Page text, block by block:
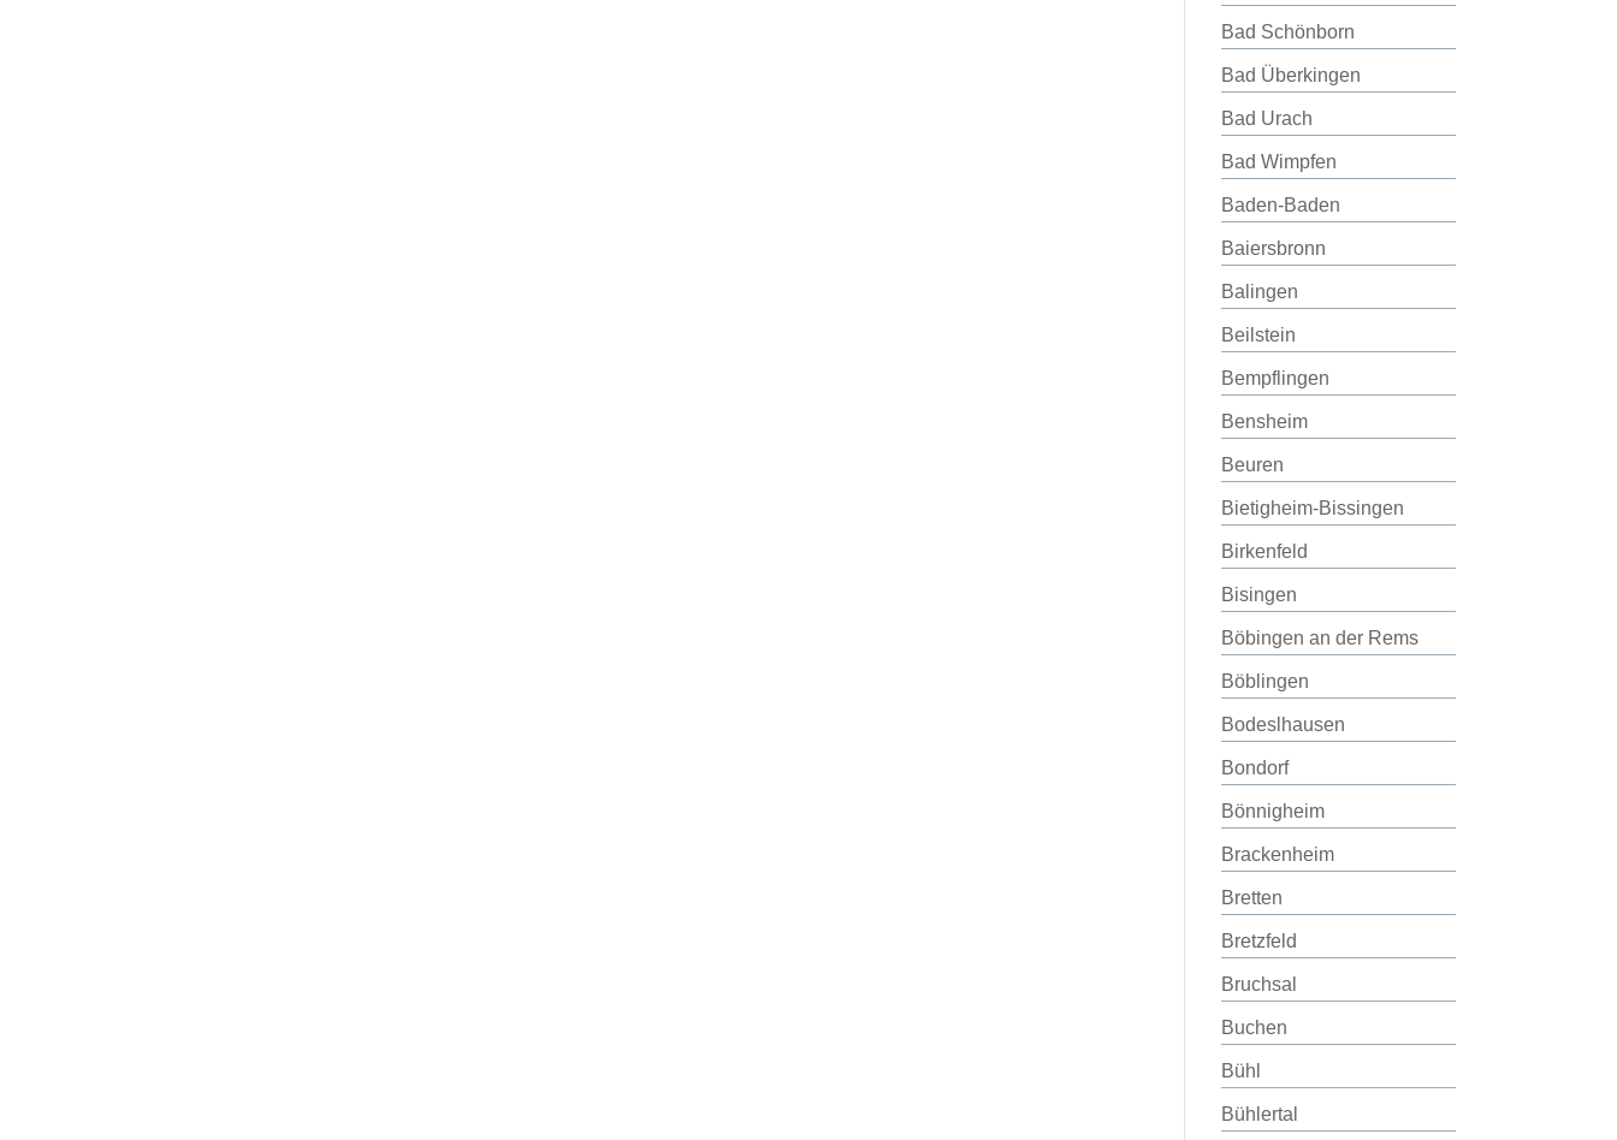
Bad Schönborn
Bad Überkingen
Bad Urach
Bad Wimpfen
Baden-Baden
Baiersbronn
Balingen
Beilstein
Bempflingen
Bensheim
Beuren
Bietigheim-Bissingen
Birkenfeld
Bisingen
Böbingen an der Rems
Böblingen
Bodeslhausen
Bondorf
Bönnigheim
Brackenheim
Bretten
Bretzfeld
Bruchsal
Buchen
Bühl
Bühlertal